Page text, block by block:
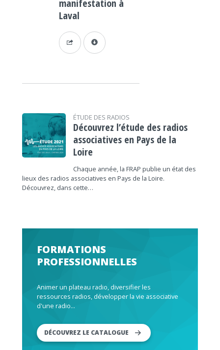
manifestation à
Laval
ÉTUDE DES RADIOS
Découvrez l’étude des radios
associatives en Pays de la
Loire
Chaque année, la FRAP publie un état des
lieux des radios associatives en Pays de la Loire.
Découvrez, dans cette…
FORMATIONS
PROFESSIONNELLES
Animer un plateau radio, diversifier les
ressources radios, développer la vie associative
d'une radio...
DÉCOUVREZ LE CATALOGUE